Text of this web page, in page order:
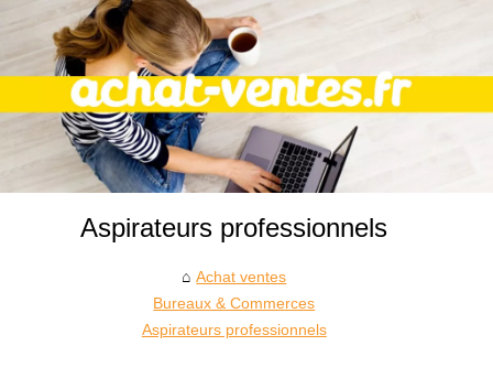
Aspirateurs professionnels
Achat ventes
Bureaux & Commerces
Aspirateurs professionnels